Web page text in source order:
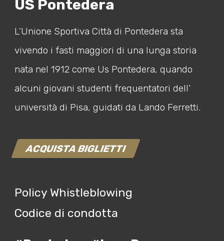
US Pontedera
L’Unione Sportiva Città di Pontedera sta
vivendo i fasti maggiori di una lunga storia
nata nel 1912 come Us Pontedera, quando
alcuni giovani studenti frequentatori dell’
università di Pisa, guidati da Lando Ferretti.
ACQUISTA BIGLIETTI
Policy Whistleblowing
Codice di condotta